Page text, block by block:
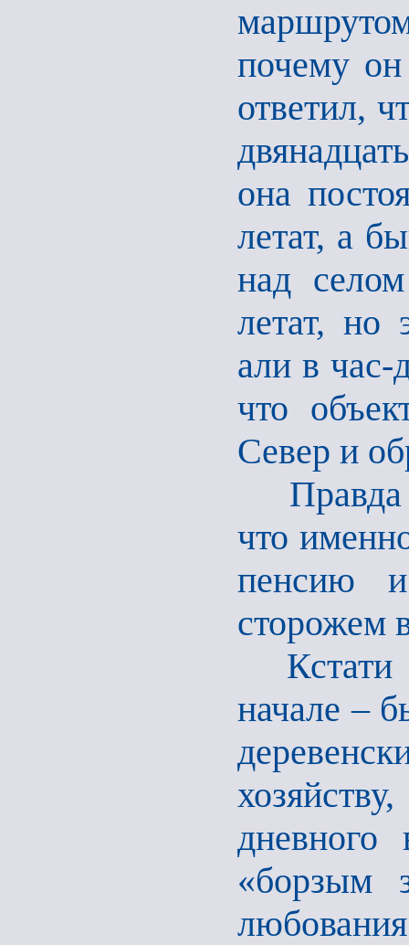
почему он
ответил,
она
летат, а
над
летат, но
али в
что
Север и
Правда
что
пенсию
сторожем
Кстати
начале –
«борзым